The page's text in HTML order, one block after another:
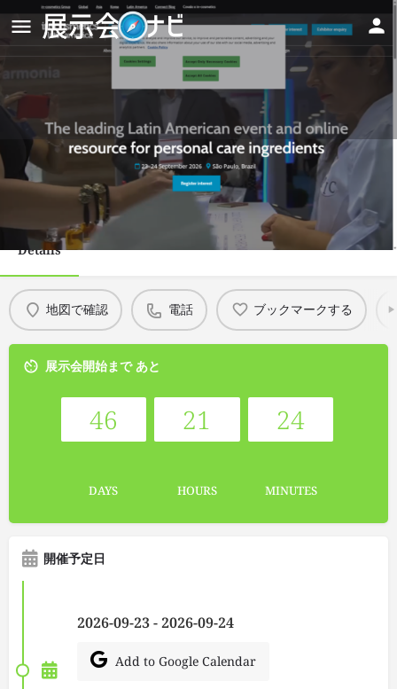
in-cosmetics Latin America
2026 - イン・コスメティクス・中
Details
地図で確認 電話 ブックマークする
展示会開始まで あと
46
DAYS
21
HOURS
24
MINUTES
開催予定日
2026-09-23 - 2026-09-24
Add to Google Calendar